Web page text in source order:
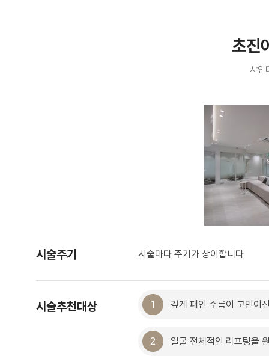
초진
샤인
시술주기 시술마다 주기가 상이합니다
시술추천대상 1 깊게 패인 주름이 고민이
2 얼굴 전체적인 리프팅을